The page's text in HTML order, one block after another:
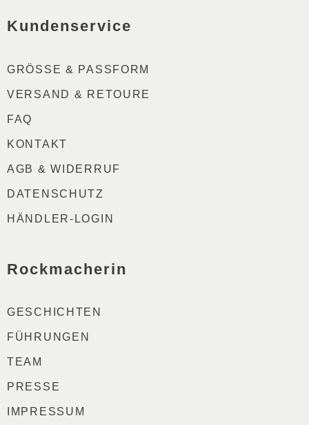
Kundenservice
GRÖSSE & PASSFORM
VERSAND & RETOURE
FAQ
KONTAKT
AGB & WIDERRUF
DATENSCHUTZ
HÄNDLER-LOGIN
Rockmacherin
GESCHICHTEN
FÜHRUNGEN
TEAM
PRESSE
IMPRESSUM